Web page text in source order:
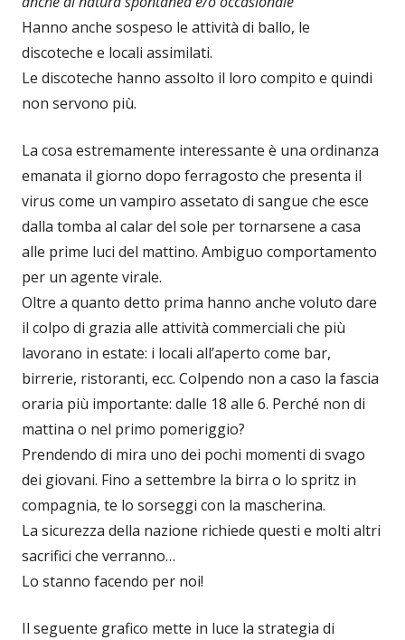
Hanno anche sospeso le attività di ballo, le
discoteche e locali assimilati.
Le discoteche hanno assolto il loro compito e quindi
non servono più.
La cosa estremamente interessante è una ordinanza
emanata il giorno dopo ferragosto che presenta il
virus come un vampiro assetato di sangue che esce
dalla tomba al calar del sole per tornarsene a casa
alle prime luci del mattino. Ambiguo comportamento
per un agente virale.
Oltre a quanto detto prima hanno anche voluto dare
il colpo di grazia alle attività commerciali che più
lavorano in estate: i locali all’aperto come bar,
birrerie, ristoranti, ecc. Colpendo non a caso la fascia
oraria più importante: dalle 18 alle 6. Perché non di
mattina o nel primo pomeriggio?
Prendendo di mira uno dei pochi momenti di svago
dei giovani. Fino a settembre la birra o lo spritz in
compagnia, te lo sorseggi con la mascherina.
La sicurezza della nazione richiede questi e molti altri
sacrifici che verranno…
Lo stanno facendo per noi!
Il seguente grafico mette in luce la strategia di